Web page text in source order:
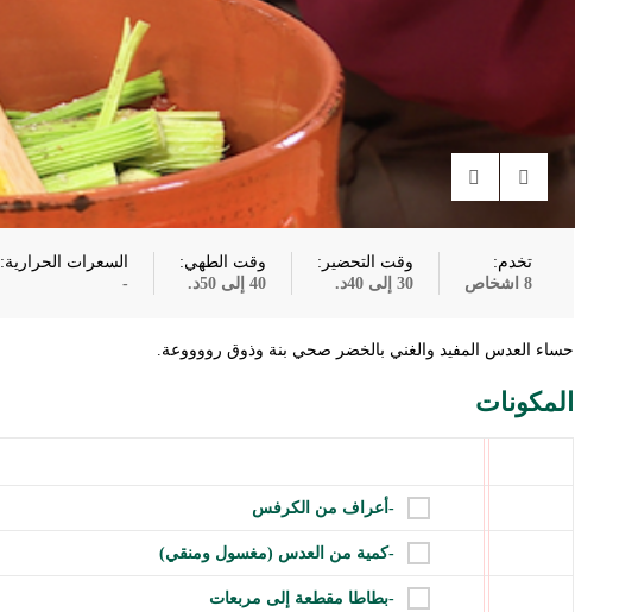
تخدم:
8 اشخاص
وقت التحضير:
30 إلى 40د.
وقت الطهي:
40 إلى 50د.
السعرات الحرارية:
-
حساء العدس المفيد والغني بالخضر صحي بنة وذوق رووووعة.
المكونات
-أعراف من الكرفس
-كمية من العدس (مغسول ومنقي)
-بطاطا مقطعة إلى مربعات